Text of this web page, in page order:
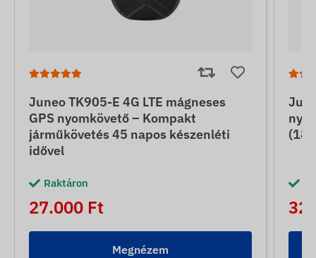
Juneo TK905-E 4G LTE mágneses
GPS nyomkövető – Kompakt
járműkövetés 45 napos készenléti
idővel
Raktáron
27.000 Ft
Megnézem